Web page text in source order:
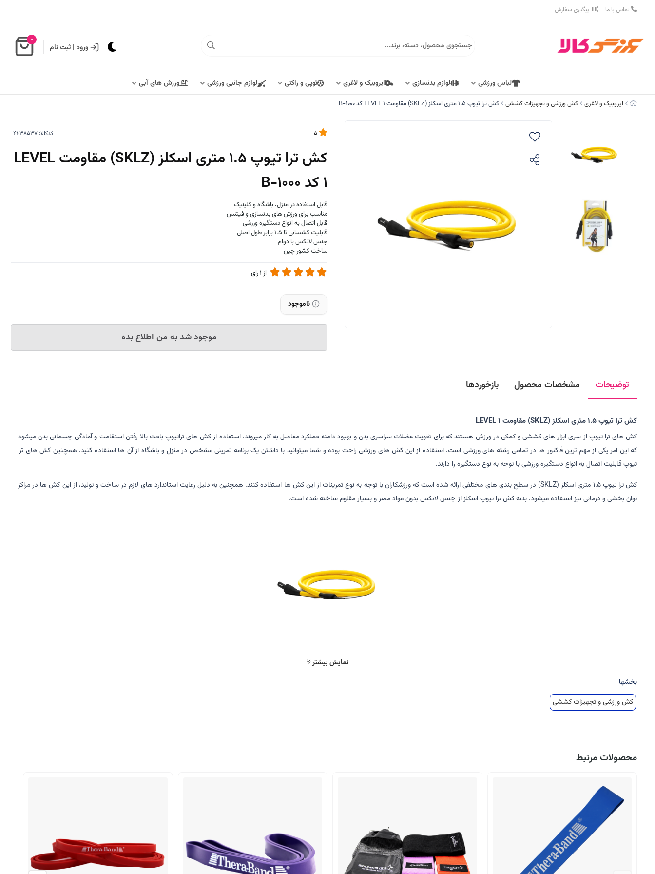
تماس با ما پیگیری سفارش
ورود | ثبت نام
0
لباس ورزشی لوازم بدنسازی ایروبیک و لاغری توپی و راکتی لوازم جانبی ورزشی ورزش های آبی
ایروبیک و لاغری کش ورزشی و تجهیزات کششی کش ترا تیوپ 1.5 متری اسکلز (SKLZ) مقاومت LEVEL 1 کد B-1000
کدکالا:
کش ترا تیوپ 1.5 متری اسکلز (SKLZ) مقاومت LEVEL
1 کد B-1000
قابل استفاده در منزل، باشگاه و کلینیک
مناسب برای ورزش های بدنسازی و فیتنس
قابل اتصال به انواع دستگیره ورزشی
قابلیت کشسانی تا 1.5 برابر طول اصلی
جنس لاتکس با دوام
ساخت کشور چین
از 1رای
ناموجود
موجود شد به من اطلاع بده
توضیحات مشخصات محصول بازخوردها
کش ترا تیوپ 1.5 متری اسکلز (SKLZ) مقاومت LEVEL 1
کش های ترا تیوپ از سری ابزار های کششی و کمکی در ورزش هستند که برای تقویت عضلات سراسری بدن و بهبود دامنه عملکرد مفاصل به کار میروند. استفاده از کش های تراتیوپ باعث بالا رفتن استقامت و آمادگی جسمانی بدن میشود
که این امر یکی از مهم ترین فاکتور ها در تمامی رشته های ورزشی است. استفاده از این کش های ورزشی راحت بوده و شما میتوانید با داشتن یک برنامه تمرینی مشخص در منزل و باشگاه از آن ها استفاده کنید. همچنین کش های ترا
تیوپ قابلیت اتصال به انواع دستگیره ورزشی با توجه به نوع دستگیره را دارند.
کش ترا تیوپ 1.5 متری اسکلز (SKLZ) در سطح بندی های مختلفی ارائه شده است که ورزشکاران با توجه به نوع تمرینات از این کش ها استفاده کنند. همچنین به دلیل رعایت استاندارد های لازم در ساخت و تولید، از این کش ها در مراکز
توان بخشی و درمانی نیز استفاده میشود. بدنه کش ترا تیوپ اسکلز از جنس لاتکس بدون مواد مضر و بسیار مقاوم ساخته شده است.
نمایش بیشتر
بخشها :
کش ورزشی و تجهیزات کششی
محصولات مرتبط